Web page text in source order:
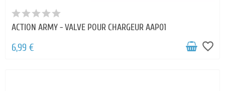
ACTION ARMY - VALVE POUR CHARGEUR AAP01
6,99 € favorite_border